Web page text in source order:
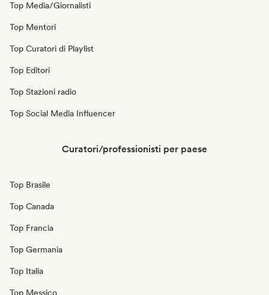
Top Media/Giornalisti
Top Mentori
Top Curatori di Playlist
Top Editori
Top Stazioni radio
Top Social Media Influencer
Curatori/professionisti per paese
Top Brasile
Top Canada
Top Francia
Top Germania
Top Italia
Top Messico